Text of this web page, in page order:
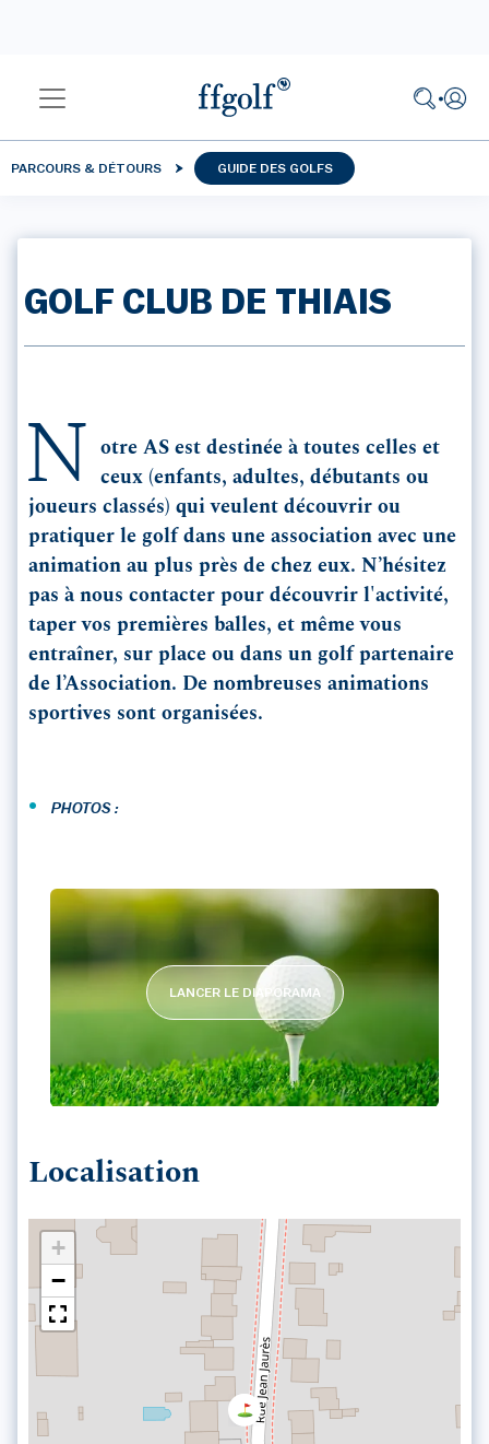
PARCOURS & DÉTOURS GUIDE DES GOLFS
GOLF CLUB DE THIAIS
N
otre AS est destinée à toutes celles et
ceux (enfants, adultes, débutants ou
joueurs classés) qui veulent découvrir ou
pratiquer le golf dans une association avec une
animation au plus près de chez eux. N’hésitez
pas à nous contacter pour découvrir l'activité,
taper vos premières balles, et même vous
entraîner, sur place ou dans un golf partenaire
de l’Association. De nombreuses animations
sportives sont organisées.
• PHOTOS :
LANCER LE DIAPORAMA
Localisation
+
−